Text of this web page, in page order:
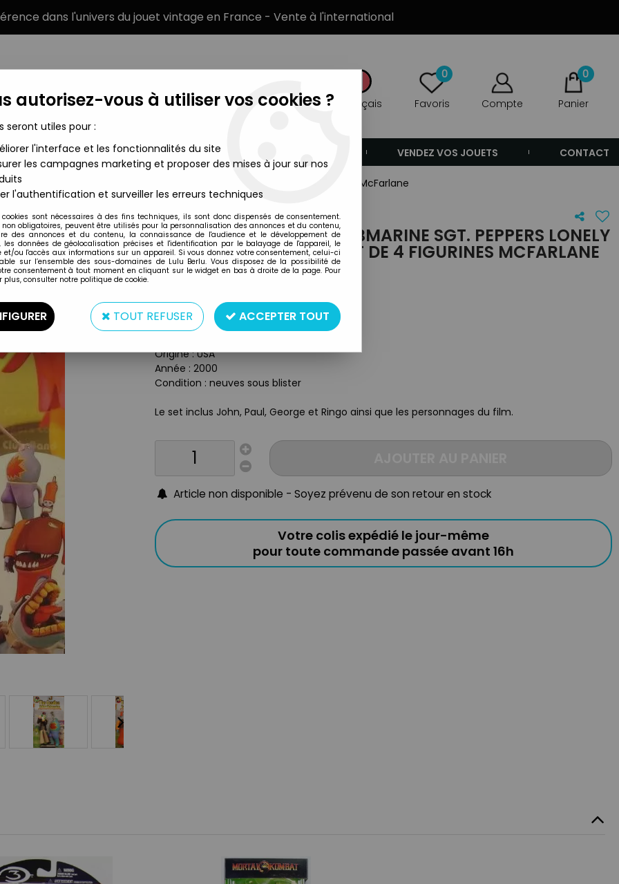
dans l'univers du jouet vintage en France - Vente à l'international
Français
0
Favoris Compte
0
Panier
MARQUES TYPE DE PRODUIT VENDEZ VOS JOUETS CONTACT
Submarine Sgt. Peppers Lonely Hearts Club Band - Set de 4 figurines McFarlane
McFarlane Toys
THE BEATLES YELLOW SUBMARINE SGT. PEPPERS LONELY
HEARTS CLUB BAND - SET DE 4 FIGURINES MCFARLANE
Type : figurines articulées
Matière : plastique
Origine : USA
Année : 2000
Condition : neuves sous blister
Le set inclus John, Paul, George et Ringo ainsi que les personnages du film.
Article non disponible - Soyez prévenu de son retour en stock
Votre colis expédié le jour-même
pour toute commande passée avant 16h
autorisez-vous à utiliser vos cookies ?
seront utiles pour :
l'interface et les fonctionnalités du site
les campagnes marketing et proposer des mises à jour sur nos
l'authentification et surveiller les erreurs techniques
cookies sont nécessaires à des fins techniques, ils sont donc dispensés de consentement.
non obligatoires, peuvent être utilisés pour la personnalisation des annonces et du contenu,
des annonces et du contenu, la connaissance de l'audience et le développement de
les données de géolocalisation précises et l'identification par le balayage de l'appareil, le
et/ou l'accès aux informations sur un appareil. Si vous donnez votre consentement, celui-ci
sur l’ensemble des sous-domaines de Lulu Berlu. Vous disposez de la possibilité de
consentement à tout moment en cliquant sur le widget en bas à droite de la page. Pour
plus, consulter notre politique de cookie.
TOUT REFUSER ACCEPTER TOUT